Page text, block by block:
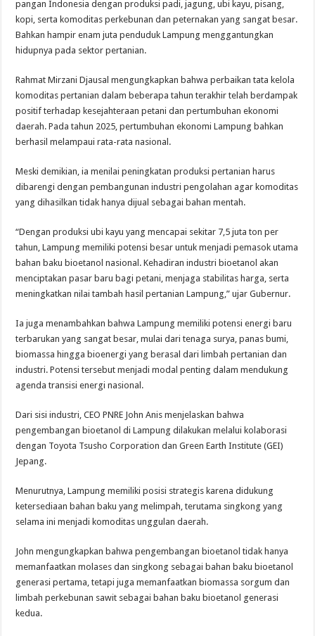
pangan Indonesia dengan produksi padi, jagung, ubi kayu, pisang,
kopi, serta komoditas perkebunan dan peternakan yang sangat besar.
Bahkan hampir enam juta penduduk Lampung menggantungkan
hidupnya pada sektor pertanian.
Rahmat Mirzani Djausal mengungkapkan bahwa perbaikan tata kelola
komoditas pertanian dalam beberapa tahun terakhir telah berdampak
positif terhadap kesejahteraan petani dan pertumbuhan ekonomi
daerah. Pada tahun 2025, pertumbuhan ekonomi Lampung bahkan
berhasil melampaui rata-rata nasional.
Meski demikian, ia menilai peningkatan produksi pertanian harus
dibarengi dengan pembangunan industri pengolahan agar komoditas
yang dihasilkan tidak hanya dijual sebagai bahan mentah.
“Dengan produksi ubi kayu yang mencapai sekitar 7,5 juta ton per
tahun, Lampung memiliki potensi besar untuk menjadi pemasok utama
bahan baku bioetanol nasional. Kehadiran industri bioetanol akan
menciptakan pasar baru bagi petani, menjaga stabilitas harga, serta
meningkatkan nilai tambah hasil pertanian Lampung,” ujar Gubernur.
Ia juga menambahkan bahwa Lampung memiliki potensi energi baru
terbarukan yang sangat besar, mulai dari tenaga surya, panas bumi,
biomassa hingga bioenergi yang berasal dari limbah pertanian dan
industri. Potensi tersebut menjadi modal penting dalam mendukung
agenda transisi energi nasional.
Dari sisi industri, CEO PNRE John Anis menjelaskan bahwa
pengembangan bioetanol di Lampung dilakukan melalui kolaborasi
dengan Toyota Tsusho Corporation dan Green Earth Institute (GEI)
Jepang.
Menurutnya, Lampung memiliki posisi strategis karena didukung
ketersediaan bahan baku yang melimpah, terutama singkong yang
selama ini menjadi komoditas unggulan daerah.
John mengungkapkan bahwa pengembangan bioetanol tidak hanya
memanfaatkan molases dan singkong sebagai bahan baku bioetanol
generasi pertama, tetapi juga memanfaatkan biomassa sorgum dan
limbah perkebunan sawit sebagai bahan baku bioetanol generasi
kedua.